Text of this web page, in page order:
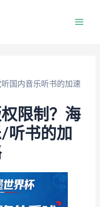
国内音乐听书的加速
限制？海
听书的加